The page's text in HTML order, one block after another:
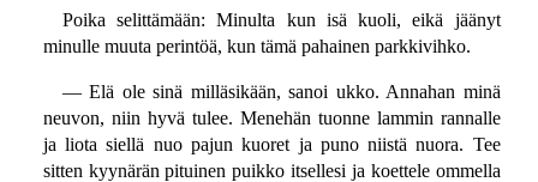
Poika selittämään: Minulta kun isä kuoli, eikä jäänyt
minulle muuta perintöä, kun tämä pahainen parkkivihko.
— Elä ole sinä milläsikään, sanoi ukko. Annahan minä
neuvon, niin hyvä tulee. Menehän tuonne lammin rannalle
ja liota siellä nuo pajun kuoret ja puno niistä nuora. Tee
sitten kyynärän pituinen puikko itsellesi ja koettele ommella